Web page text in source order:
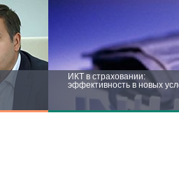
ИКТ в страховании:
эффективность в новых